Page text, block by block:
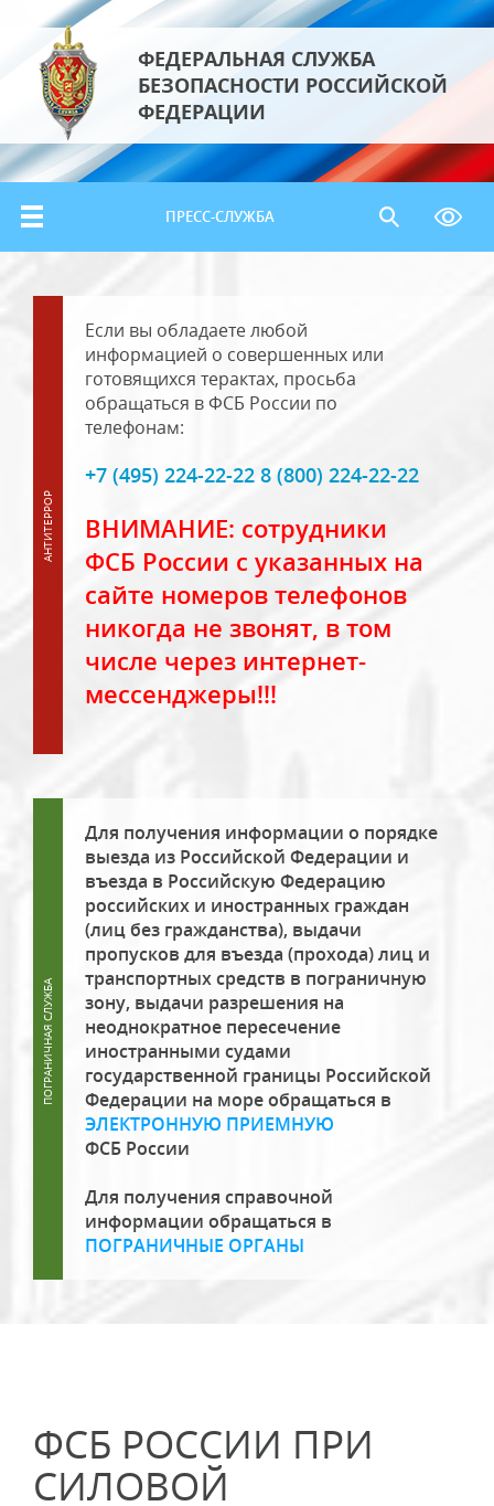
ФЕДЕРАЛЬНАЯ СЛУЖБА
БЕЗОПАСНОСТИ РОССИЙСКОЙ
ФЕДЕРАЦИИ
ПРЕСС-СЛУЖБА
Если вы обладаете любой
информацией о совершенных или
готовящихся терактах, просьба
обращаться в ФСБ России по
телефонам:
+7 (495) 224-22-22 8 (800) 224-22-22
ВНИМАНИЕ: сотрудники
ФСБ России с указанных на
сайте номеров телефонов
никогда не звонят, в том
числе через интернет-
мессенджеры!!!
Для получения информации о порядке
выезда из Российской Федерации и
въезда в Российскую Федерацию
российских и иностранных граждан
(лиц без гражданства), выдачи
пропусков для въезда (прохода) лиц и
транспортных средств в пограничную
зону, выдачи разрешения на
неоднократное пересечение
иностранными судами
государственной границы Российской
Федерации на море обращаться в
ЭЛЕКТРОННУЮ ПРИЕМНУЮ
ФСБ России
Для получения справочной
информации обращаться в
ПОГРАНИЧНЫЕ ОРГАНЫ
ФСБ РОССИИ ПРИ
СИЛОВОЙ